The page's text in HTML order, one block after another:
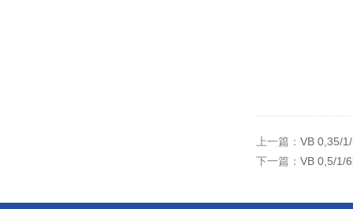
上一篇： VB 0,35/
下一篇： VB 0,5/1/